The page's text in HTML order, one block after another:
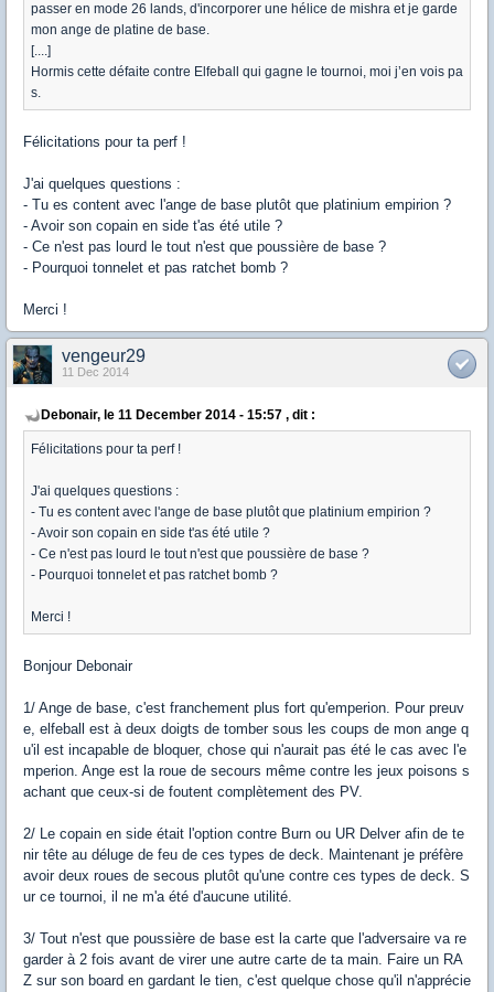
passer en mode 26 lands, d'incorporer une hélice de mishra et je garde
mon ange de platine de base.
[....]
Hormis cette défaite contre Elfeball qui gagne le tournoi, moi j’en vois pa
s.
Félicitations pour ta perf !
J'ai quelques questions :
- Tu es content avec l'ange de base plutôt que platinium empirion ?
- Avoir son copain en side t'as été utile ?
- Ce n'est pas lourd le tout n'est que poussière de base ?
- Pourquoi tonnelet et pas ratchet bomb ?
Merci !
vengeur29
11 Dec 2014
Debonair, le 11 December 2014 - 15:57 , dit :
Félicitations pour ta perf !
J'ai quelques questions :
- Tu es content avec l'ange de base plutôt que platinium empirion ?
- Avoir son copain en side t'as été utile ?
- Ce n'est pas lourd le tout n'est que poussière de base ?
- Pourquoi tonnelet et pas ratchet bomb ?
Merci !
Bonjour Debonair
1/ Ange de base, c'est franchement plus fort qu'emperion. Pour preuv
e, elfeball est à deux doigts de tomber sous les coups de mon ange q
u'il est incapable de bloquer, chose qui n'aurait pas été le cas avec l'e
mperion. Ange est la roue de secours même contre les jeux poisons s
achant que ceux-si de foutent complètement des PV.
2/ Le copain en side était l'option contre Burn ou UR Delver afin de te
nir tête au déluge de feu de ces types de deck. Maintenant je préfère
avoir deux roues de secous plutôt qu'une contre ces types de deck. S
ur ce tournoi, il ne m'a été d'aucune utilité.
3/ Tout n'est que poussière de base est la carte que l'adversaire va re
garder à 2 fois avant de virer une autre carte de ta main. Faire un RA
Z sur son board en gardant le tien, c'est quelque chose qu'il n'apprécie